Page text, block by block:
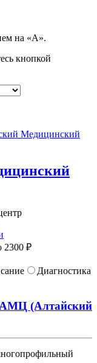
на «А».
кнопкой
2300 ₽
Диагностика
(Алтайский